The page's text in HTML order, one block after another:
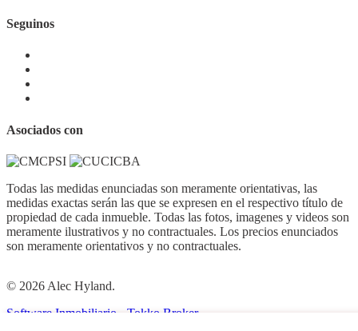
Seguinos
Asociados con
Todas las medidas enunciadas son meramente orientativas, las
medidas exactas serán las que se expresen en el respectivo título de
propiedad de cada inmueble. Todas las fotos, imagenes y videos son
meramente ilustrativos y no contractuales. Los precios enunciados
son meramente orientativos y no contractuales.
© 2026 Alec Hyland.
Software Inmobiliario - Tokko Broker